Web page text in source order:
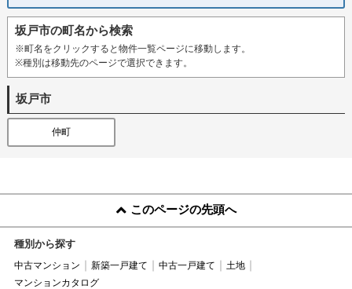
坂戸市の町名から検索
※町名をクリックすると物件一覧ページに移動します。
※種別は移動先のページで選択できます。
坂戸市
仲町
このページの先頭へ
種別から探す
中古マンション 新築一戸建て 中古一戸建て
土地
マンションカタログ